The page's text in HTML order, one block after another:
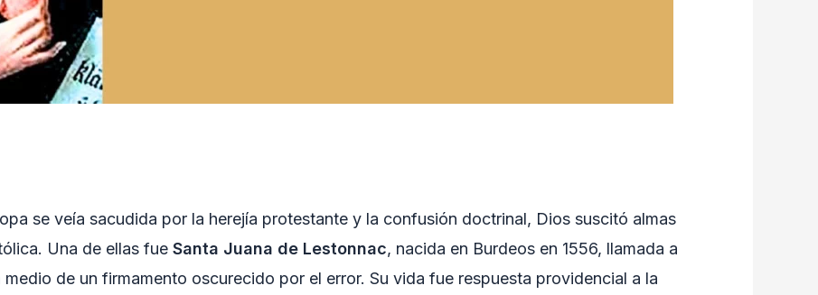
se veía sacudida por la herejía protestante y la confusión doctrinal, Dios suscitó almas
Una de ellas fue Santa Juana de Lestonnac, nacida en Burdeos en 1556, llamada a
de un firmamento oscurecido por el error. Su vida fue respuesta providencial a la